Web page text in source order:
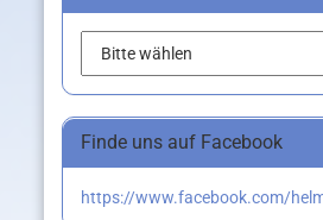
Finde uns auf Facebook
https://www.facebook.com/